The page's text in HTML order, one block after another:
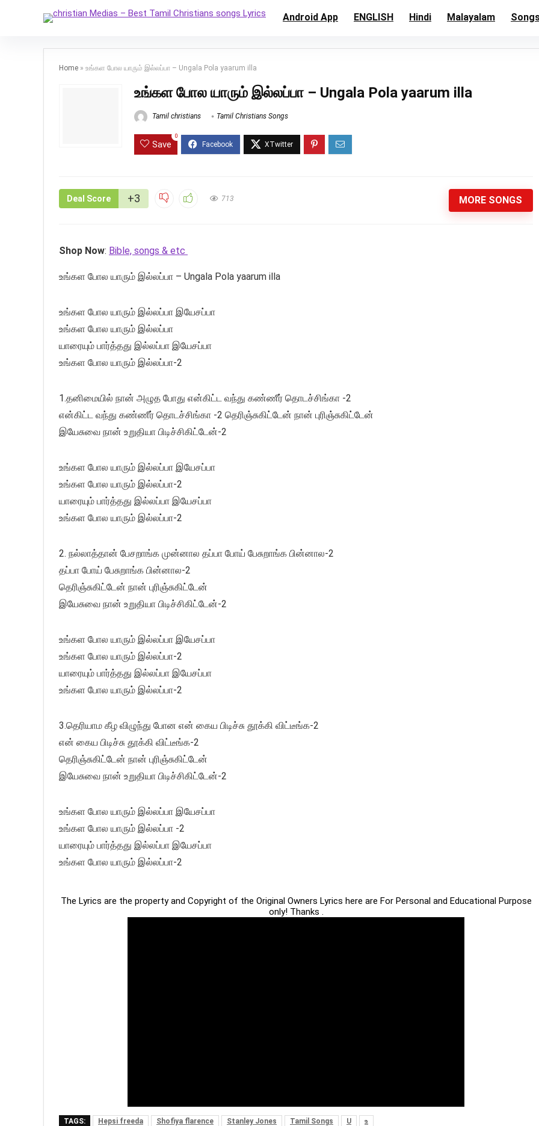
Android App ENGLISH Hindi Malayalam
Home » உங்கள போல யாரும் இல்லப்பா – Ungala Pola yaarum illa
உங்கள போல யாரும் இல்லப்பா – Ungala Pola yaarum illa
Tamil christians Tamil Christians Songs
Save
0
Deal Score +3 713 MORE SONGS
Shop Now: Bible, songs & etc
உங்கள போல யாரும் இல்லப்பா – Ungala Pola yaarum illa
உங்கள போல யாரும் இல்லப்பா இயேசப்பா
உங்கள போல யாரும் இல்லப்பா
யாரையும் பார்த்தது இல்லப்பா இயேசப்பா
உங்கள போல யாரும் இல்லப்பா-2
1.தனிமையில் நான் அழுத போது என்கிட்ட வந்து கண்ணீர் தொடச்சிங்கா -2
என்கிட்ட வந்து கண்ணீர் தொடச்சிங்கா -2 தெரிஞ்சுகிட்டேன் நான் புரிஞ்சுகிட்டேன்
இயேசுவை நான் உறுதியா பிடிச்சிகிட்டேன்-2
உங்கள போல யாரும் இல்லப்பா இயேசப்பா
உங்கள போல யாரும் இல்லப்பா-2
யாரையும் பார்த்தது இல்லப்பா இயேசப்பா
உங்கள போல யாரும் இல்லப்பா-2
2. நல்லாத்தான் பேசறாங்க முன்னால தப்பா போய் பேசுறாங்க பின்னால-2
தப்பா போய் பேசுறாங்க பின்னால-2
தெரிஞ்சுகிட்டேன் நான் புரிஞ்சுகிட்டேன்
இயேசுவை நான் உறுதியா பிடிச்சிகிட்டேன்-2
உங்கள போல யாரும் இல்லப்பா இயேசப்பா
உங்கள போல யாரும் இல்லப்பா-2
யாரையும் பார்த்தது இல்லப்பா இயேசப்பா
உங்கள போல யாரும் இல்லப்பா-2
3.தெரியாம கீழ விழுந்து போன என் கைய பிடிச்சு தூக்கி விட்டீங்க-2
என் கைய பிடிச்சு தூக்கி விட்டீங்க-2
தெரிஞ்சுகிட்டேன் நான் புரிஞ்சுகிட்டேன்
இயேசுவை நான் உறுதியா பிடிச்சிகிட்டேன்-2
உங்கள போல யாரும் இல்லப்பா இயேசப்பா
உங்கள போல யாரும் இல்லப்பா -2
யாரையும் பார்த்தது இல்லப்பா இயேசப்பா
உங்கள போல யாரும் இல்லப்பா-2
The Lyrics are the property and Copyright of the Original Owners Lyrics here are For Personal and Educational Purpose
only! Thanks .
TAGS: Hepsi freeda Shofiya flarence Stanley Jones Tamil Songs U உ